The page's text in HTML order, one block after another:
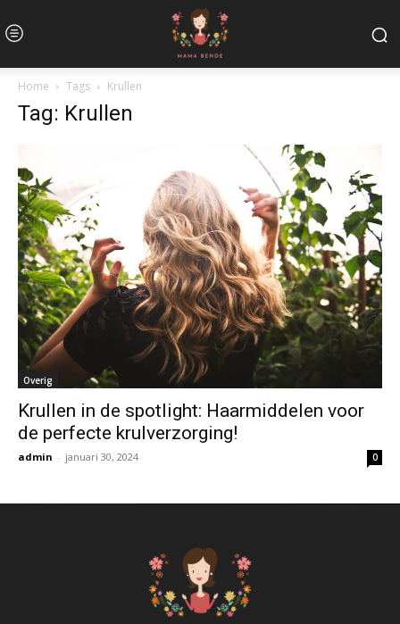
Home Tags Krullen
Tag: Krullen
Overig
Krullen in de spotlight: Haarmiddelen voor
de perfecte krulverzorging!
admin - januari 30, 2024 0